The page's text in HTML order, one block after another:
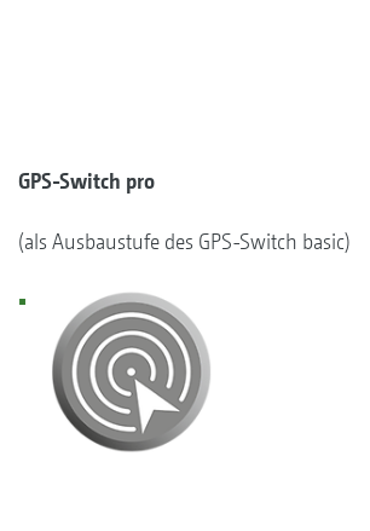
GPS-Switch pro
(als Ausbaustufe des GPS-Switch basic)